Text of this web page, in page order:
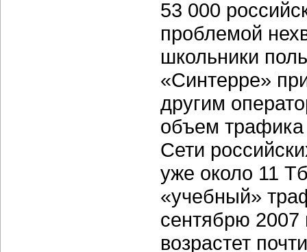
53 000
проблемой
школьники
«Синтерре»
другим
объем трафика
Сети
уже около 11
«учебный»
сентябрю 2007
возрастет